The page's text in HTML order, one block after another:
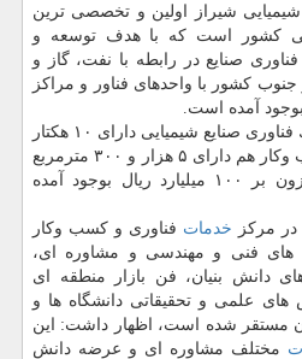
شیراز اولین و تخصصی ترین
كشور است كه با هدف توسعه و
فناوری صنایع در رابطه با نفت، گاز و
كشور با واحدهای فناور و مراكز
آمده است.
احد فتوحی اضافه كرد: شهرك فناوری صنایع شیمیایی دارای ۱۰ هكتار
كسب وكار هم دارای ۵ هزار و ۳۰۰ مترمربع
زیربنا بوده كه با اعتباری افزون بر ۱۰۰ میلیارد ریال بوجود آمده
در مركز خدمات فناوری و كسب وكار
های فنی و مهندسی و مشاوره ای،
دانش بنیان، فن بازار منطقه ای
علمی و تحقیقاتی دانشگاه ها و
مستقر شده است، اظهار داشت: این
مختلف مشاوره ای و عرضه دانش